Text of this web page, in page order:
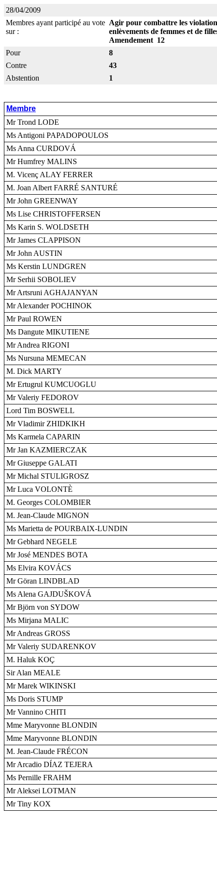
28/04/2009
Membres ayant participé au vote
sur :
Agir pour combattre les
enlèvements de femmes et de
Amendement 12
Pour
8
Contre
43
Abstention
1
Membre
Mr Trond LODE
Ms Antigoni PAPADOPOULOS
Ms Anna CURDOVÁ
Mr Humfrey MALINS
M. Vicenç ALAY FERRER
M. Joan Albert FARRÉ SANTURÉ
Mr John GREENWAY
Ms Lise CHRISTOFFERSEN
Ms Karin S. WOLDSETH
Mr James CLAPPISON
Mr John AUSTIN
Ms Kerstin LUNDGREN
Mr Serhii SOBOLIEV
Mr Artsruni AGHAJANYAN
Mr Alexander POCHINOK
Mr Paul ROWEN
Ms Dangute MIKUTIENE
Mr Andrea RIGONI
Ms Nursuna MEMECAN
M. Dick MARTY
Mr Ertugrul KUMCUOGLU
Mr Valeriy FEDOROV
Lord Tim BOSWELL
Mr Vladimir ZHIDKIKH
Ms Karmela CAPARIN
Mr Jan KAZMIERCZAK
Mr Giuseppe GALATI
Mr Michal STULIGROSZ
Mr Luca VOLONTÈ
M. Georges COLOMBIER
M. Jean-Claude MIGNON
Ms Marietta de POURBAIX-LUNDIN
Mr Gebhard NEGELE
Mr José MENDES BOTA
Ms Elvira KOVÁCS
Mr Göran LINDBLAD
Ms Alena GAJDUŠKOVÁ
Mr Björn von SYDOW
Ms Mirjana MALIC
Mr Andreas GROSS
Mr Valeriy SUDARENKOV
M. Haluk KOÇ
Sir Alan MEALE
Mr Marek WIKINSKI
Ms Doris STUMP
Mr Vannino CHITI
Mme Maryvonne BLONDIN
Mme Maryvonne BLONDIN
M. Jean-Claude FRÉCON
Mr Arcadio DÍAZ TEJERA
Ms Pernille FRAHM
Mr Aleksei LOTMAN
Mr Tiny KOX